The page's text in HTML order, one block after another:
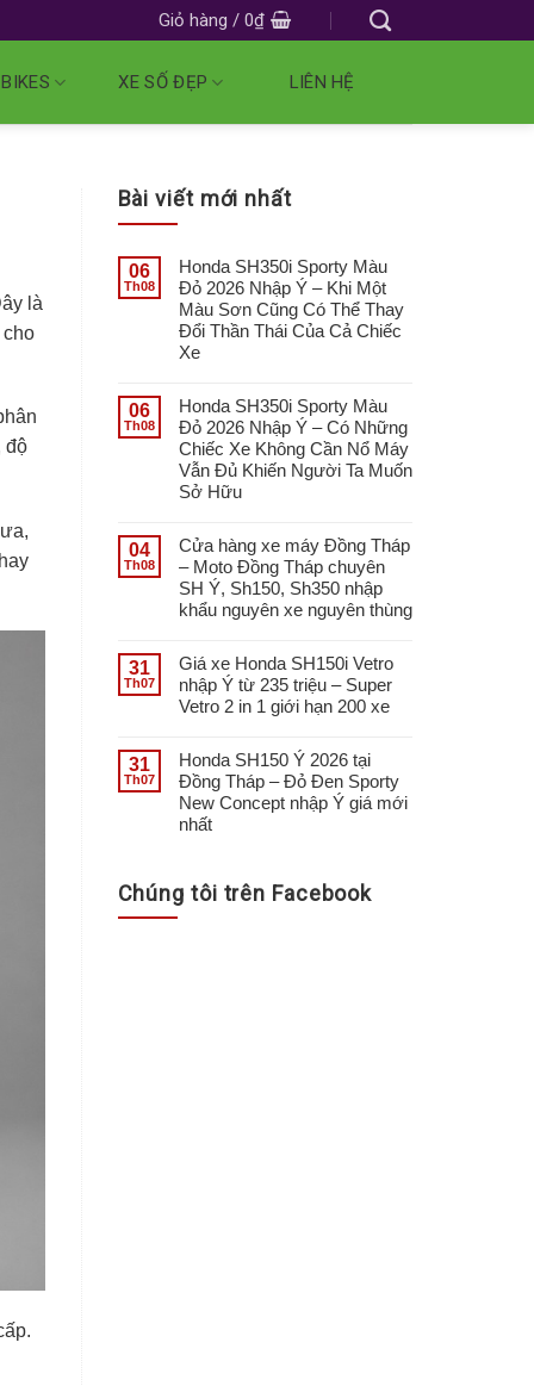
Giỏ hàng / 0₫
XE SỐ ĐẸP LIÊN HỆ
là
cho
độ
Bài viết mới nhất
06
Th08
Honda SH350i Sporty Màu
Đỏ 2026 Nhập Ý – Khi Một
Màu Sơn Cũng Có Thể Thay
Đổi Thần Thái Của Cả Chiếc
Xe
06
Th08
Honda SH350i Sporty Màu
Đỏ 2026 Nhập Ý – Có Những
Chiếc Xe Không Cần Nổ Máy
Vẫn Đủ Khiến Người Ta Muốn
Sở Hữu
04
Th08
Cửa hàng xe máy Đồng Tháp
– Moto Đồng Tháp chuyên
SH Ý, Sh150, Sh350 nhập
khẩu nguyên xe nguyên thùng
31
Th07
Giá xe Honda SH150i Vetro
nhập Ý từ 235 triệu – Super
Vetro 2 in 1 giới hạn 200 xe
31
Th07
Honda SH150 Ý 2026 tại
Đồng Tháp – Đỏ Đen Sporty
New Concept nhập Ý giá mới
nhất
Chúng tôi trên Facebook